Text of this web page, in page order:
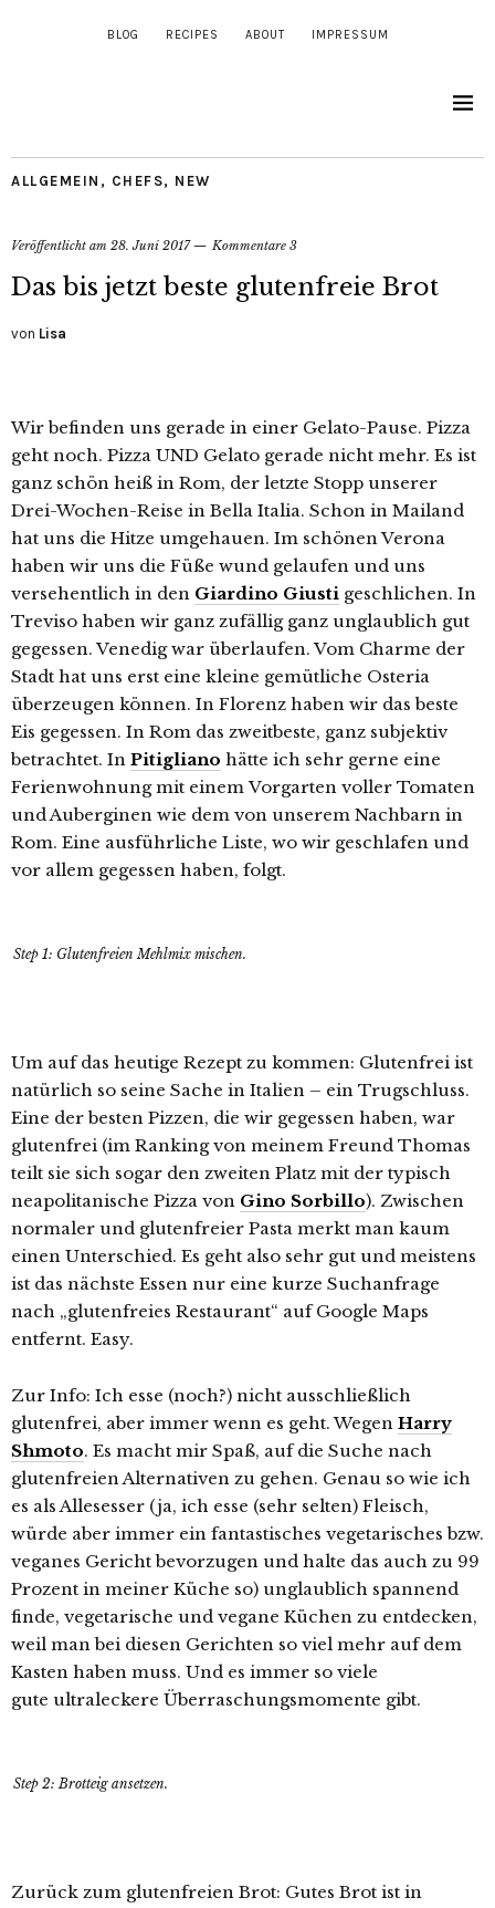
BLOG RECIPES ABOUT IMPRESSUM
ALLGEMEIN , CHEFS, NEW
Veröffentlicht am 28. Juni 2017 Kommentare 3
Das bis jetzt beste glutenfreie Brot
von Lisa
Wir befinden uns gerade in einer Gelato-Pause. Pizza
geht noch. Pizza UND Gelato gerade nicht mehr. Es ist
ganz schön heiß in Rom, der letzte Stopp unserer
Drei-Wochen-Reise in Bella Italia. Schon in Mailand
hat uns die Hitze umgehauen. Im schönen Verona
haben wir uns die Füße wund gelaufen und uns
versehentlich in den Giardino Giusti geschlichen. In
Treviso haben wir ganz zufällig ganz unglaublich gut
gegessen. Venedig war überlaufen. Vom Charme der
Stadt hat uns erst eine kleine gemütliche Osteria
überzeugen können. In Florenz haben wir das beste
Eis gegessen. In Rom das zweitbeste, ganz subjektiv
betrachtet. In Pitigliano hätte ich sehr gerne eine
Ferienwohnung mit einem Vorgarten voller Tomaten
und Auberginen wie dem von unserem Nachbarn in
Rom. Eine ausführliche Liste, wo wir geschlafen und
vor allem gegessen haben, folgt.
Step 1: Glutenfreien Mehlmix mischen.
Um auf das heutige Rezept zu kommen: Glutenfrei ist
natürlich so seine Sache in Italien – ein Trugschluss.
Eine der besten Pizzen, die wir gegessen haben, war
glutenfrei (im Ranking von meinem Freund Thomas
teilt sie sich sogar den zweiten Platz mit der typisch
neapolitanische Pizza von Gino Sorbillo). Zwischen
normaler und glutenfreier Pasta merkt man kaum
einen Unterschied. Es geht also sehr gut und meistens
ist das nächste Essen nur eine kurze Suchanfrage
nach „glutenfreies Restaurant“ auf Google Maps
entfernt. Easy.
Zur Info: Ich esse (noch?) nicht ausschließlich
glutenfrei, aber immer wenn es geht. Wegen Harry
Shmoto. Es macht mir Spaß, auf die Suche nach
glutenfreien Alternativen zu gehen. Genau so wie ich
es als Allesesser (ja, ich esse (sehr selten) Fleisch,
würde aber immer ein fantastisches vegetarisches bzw.
veganes Gericht bevorzugen und halte das auch zu 99
Prozent in meiner Küche so) unglaublich spannend
finde, vegetarische und vegane Küchen zu entdecken,
weil man bei diesen Gerichten so viel mehr auf dem
Kasten haben muss. Und es immer so viele
gute ultraleckere Überraschungsmomente gibt.
Step 2: Brotteig ansetzen.
Zurück zum glutenfreien Brot: Gutes Brot ist in